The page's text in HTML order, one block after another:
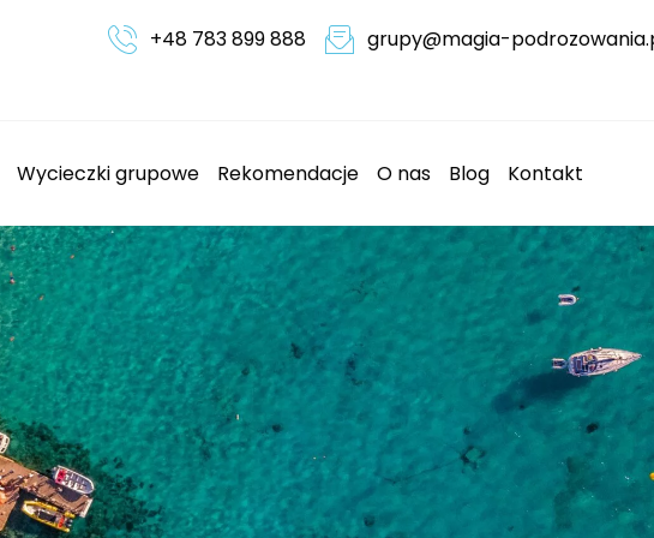
+48 783 899 888 grupy@magia-
Wycieczki grupowe Rekomendacje O nas Blog Kontakt